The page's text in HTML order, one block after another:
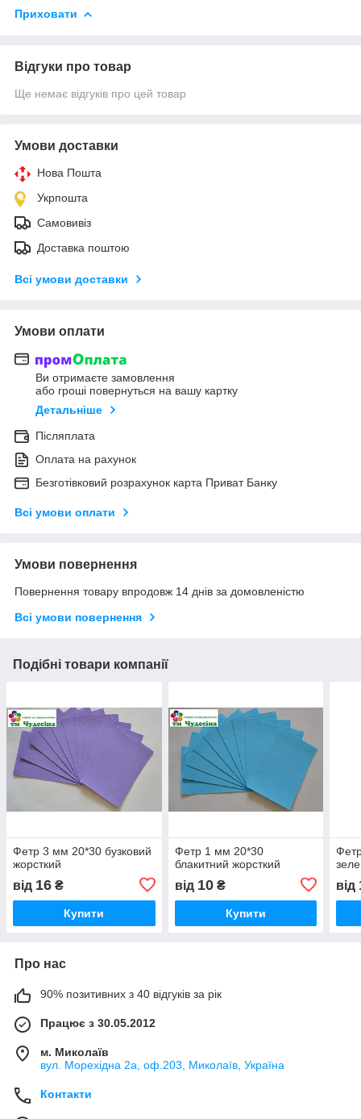
Приховати
Відгуки про товар
Ще немає відгуків про цей товар
Умови доставки
Нова Пошта
Укрпошта
Самовивіз
Доставка поштою
Всі умови доставки
Умови оплати
Ви отримаєте замовлення
або гроші повернуться на вашу картку
Детальніше
Післяплата
Оплата на рахунок
Безготівковий розрахунок карта Приват Банку
Всі умови оплати
Умови повернення
Повернення товару впродовж 14 днів за домовленістю
Всі умови повернення
Подібні товари компанії
Фетр 3 мм 20*30 бузковий
жорсткий
від 16 ₴
Купити
Фетр 1 мм 20*30
блакитний жорсткий
від 10₴
Купити
від
Про нас
90% позитивних з 40 відгуків за рік
Працює з 30.05.2012
м. Миколаїв
вул. Морехідна 2а, оф.203, Миколаїв, Україна
Контакти